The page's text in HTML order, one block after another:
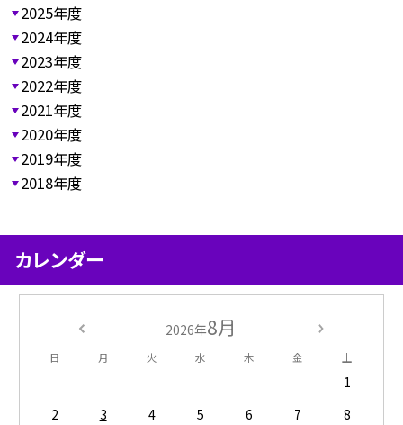
2025年度
2024年度
2023年度
2022年度
2021年度
2020年度
2019年度
2018年度
カレンダー
2026年8月
日 月 火 水 木 金 土
1
2
3 4 5 6 7
8